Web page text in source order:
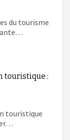
du tourisme
touristique :
touristique